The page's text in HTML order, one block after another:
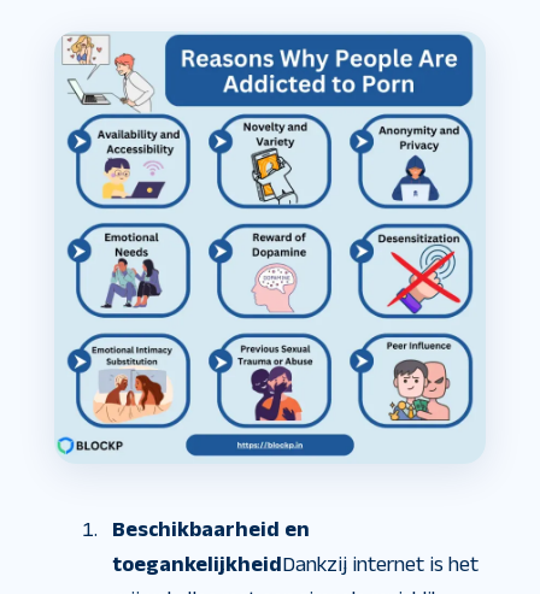
Beschikbaarheid en
toegankelijkheidDankzij internet is het